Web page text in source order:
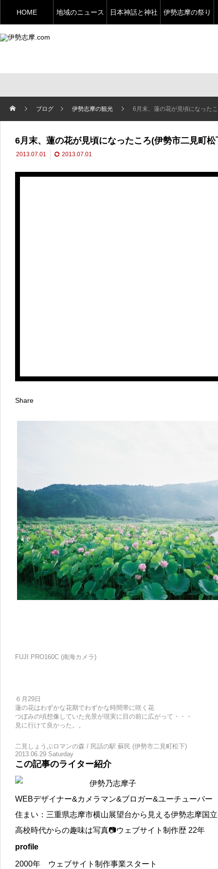
HOME 地域のニュース 日本神話と神社 伊勢志摩の祭り
ブログ 伊勢志摩の観光 6月末、蓮の花が見頃になった
6月末、蓮の花が見頃になったころ(伊勢市二見町松
2013.07.01 2013.07.01
Share
FUJI PRO160C (南海カメラ)
６月29日
蓮の花はわずかな花期でわずかな時間帯に咲く花
つぼみの頃想像していた光景が現実に目の前に広がって・・・
見に行けて良かった。。
二見しょうぶロマンの森 / 民話の駅 蘇民 (伊勢市二見町松下)
2013.06.29 Saturday
この記事のライター紹介
伊勢乃志摩子
WEBデザイナー&カメラマン&ブロガー&ユーチューバー
住まい：三重県志摩市横山展望台から見える伊勢志摩国
高校時代からの趣味は写真📷ウェブサイト制作歴 22年
profile
2000年 ウェブサイト制作事業スタート